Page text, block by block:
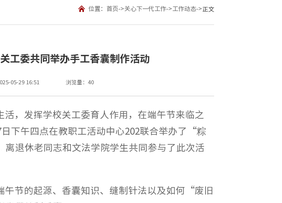
位置： 首页->关心下一代工作->工作动态->正文
工委共同举办手工香囊制作活动
05-29 16:51 浏览量： 40
，发挥学校关工委育人作用，在端午节来临之
下午四点在教职工活动中心202联合举办了“粽
退休老同志和文法学院学生共同参与了此次活
节的起源、香囊知识、缝制针法以及如何“废旧